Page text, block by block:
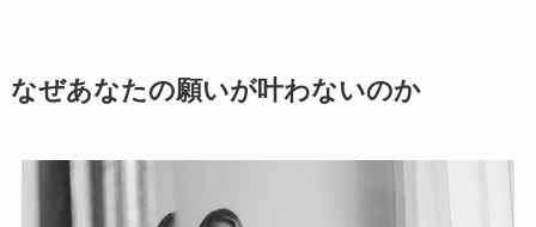
なぜあなたの願いが叶わないのか